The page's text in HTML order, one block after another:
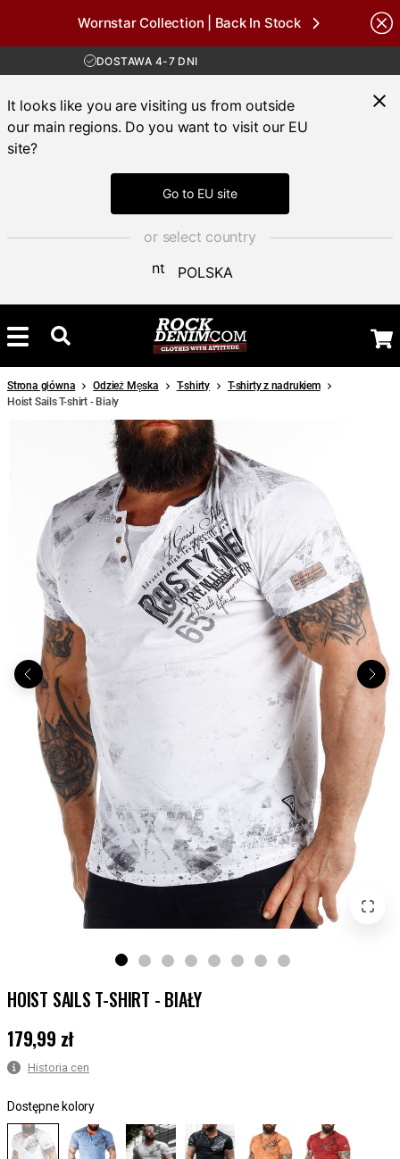
Wornstar Collection | Back In Stock
DARMOWA WYSYŁKA POWYŻEJ 450 ZŁ
DOSTAWA 4-7 DNI
DARMOWA WYSYŁKA POWYŻEJ 450 ZŁ
It looks like you are visiting us from outside
our main regions. Do you want to visit our EU
site?
Go to EU site
or select country
POLSKA
Strona główna Odzież Męska T-shirty
T-shirty z nadrukiem
Hoist Sails T-shirt - Biały
HOIST SAILS T-SHIRT - BIAŁY
Cena:179,99 zł
179,99 zł
Historia cen
Dostępne kolory